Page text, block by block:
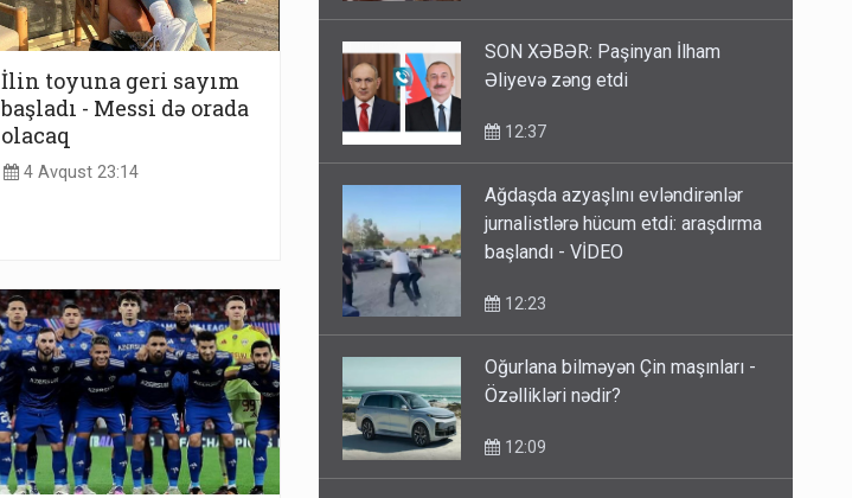
İlin toyuna geri sayım
başladı - Messi də orada
olacaq
4 Avqust 23:14
SON XƏBƏR: Paşinyan İlham
Əliyevə zəng etdi
12:37
Ağdaşda azyaşlını evləndirənlər
jurnalistlərə hücum etdi: araşdırma
başlandı - VİDEO
12:23
Oğurlana bilməyən Çin maşınları -
Özəllikləri nədir?
12:09